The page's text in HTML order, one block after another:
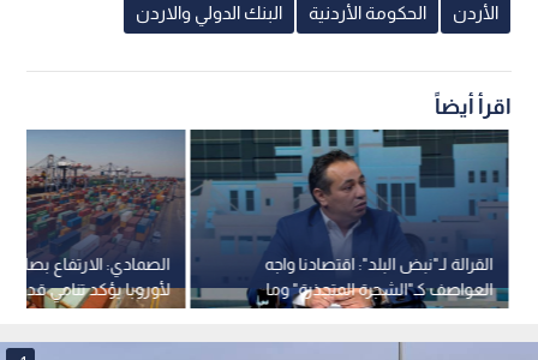
الأردن الحكومة الأردنية البنك الدولي والاردن
اقرأ أيضاً
الصمادي: الارتفاع
لأوروبا يؤكد تنامي قدرة
الأردنية على المنافسة
العالمية
القرالة لـ"نبض البلد": اقتصادنا واجه
العواصف كـ"الشجرة المتجذرة" وما
نحققه بإمكانياتنا يعد إعجازا.. فيديو